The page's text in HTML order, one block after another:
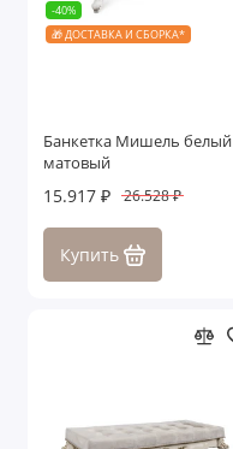
-40%
🎁 ДОСТАВКА И СБОРКА*
Банкетка Мишель белый
матовый
15.917 ₽ 26.528 ₽
Купить